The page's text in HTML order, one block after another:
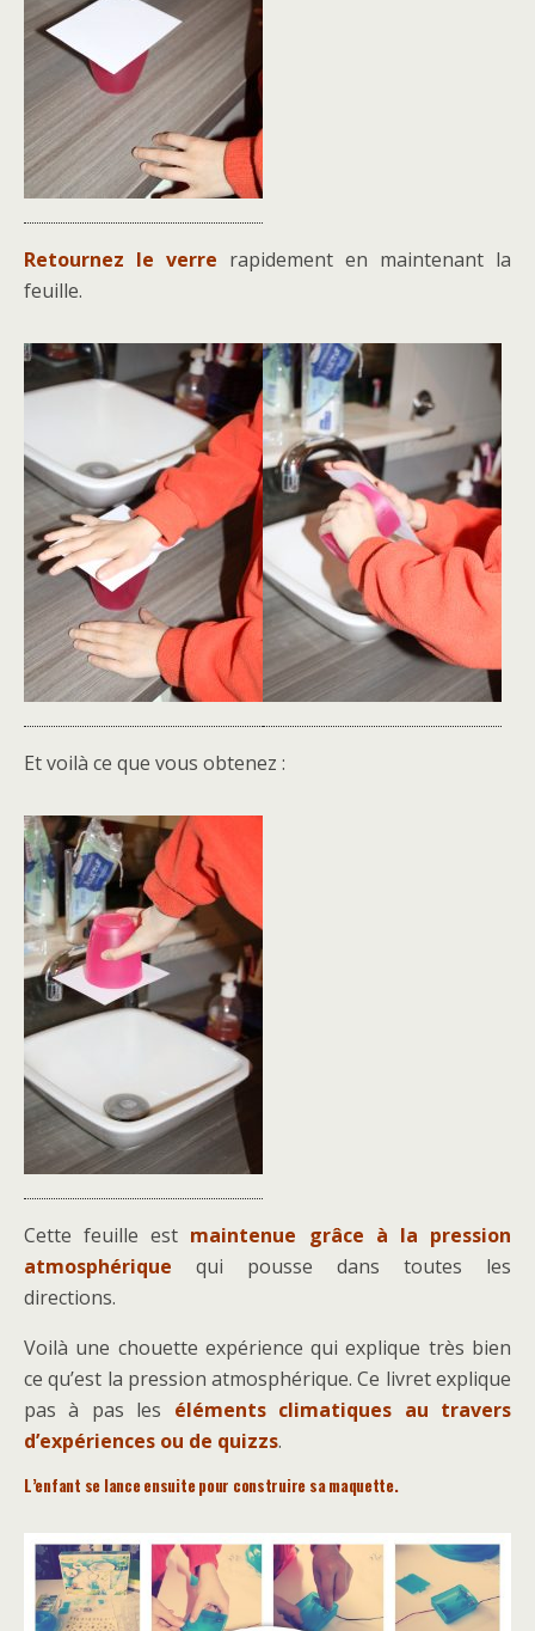
Retournez le verre rapidement en maintenant la
feuille.
Et voilà ce que vous obtenez :
Cette feuille est maintenue grâce à la pression
atmosphérique qui pousse dans toutes les
directions.
Voilà une chouette expérience qui explique très bien
ce qu’est la pression atmosphérique. Ce livret explique
pas à pas les éléments climatiques au travers
d’expériences ou de quizzs.
L’enfant se lance ensuite pour construire sa maquette.